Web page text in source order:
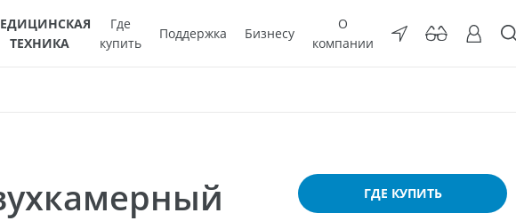
ТЕХНИКА
Где
купить
Поддержка Бизнесу
О
компании
ГДЕ КУПИТЬ